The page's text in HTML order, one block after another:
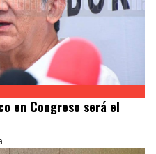
en Congreso será el